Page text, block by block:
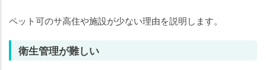
ペット可のサ高住や施設が少ない理由を説明します。
衛生管理が難しい